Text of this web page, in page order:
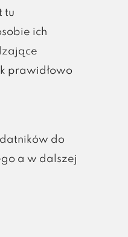
tu
ich
prawidłowo
do
a w dalszej